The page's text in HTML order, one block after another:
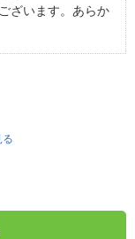
ざいます。あらか
る